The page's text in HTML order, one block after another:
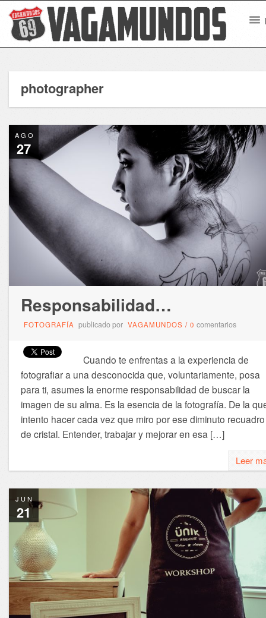
photographer
AGO
27
Responsabilidad…
FOTOGRAFÍA publicado por VAGAMUNDOS / 0 comentarios
Cuando te enfrentas a la experiencia de
fotografiar a una desconocida que, voluntariamente, posa
para ti, asumes la enorme responsabilidad de buscar la
imagen de su alma. Es la esencia de la fotografía. De la
intento hacer cada vez que miro por ese diminuto recuadro
de cristal. Entender, trabajar y mejorar en esa […]
Leer
JUN
21